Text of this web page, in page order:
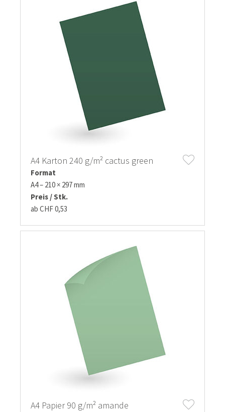
A4 Karton 240 g/m² cactus green
Format
A4 – 210 × 297 mm
Preis / Stk.
ab CHF 0,53
A4 Papier 90 g/m² amande